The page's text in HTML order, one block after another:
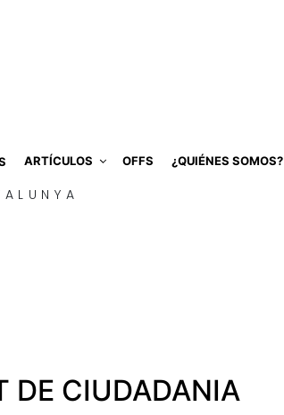
ARTÍCULOS OFFS ¿QUIÉNES SOMOS?
DE CIUDADANIA